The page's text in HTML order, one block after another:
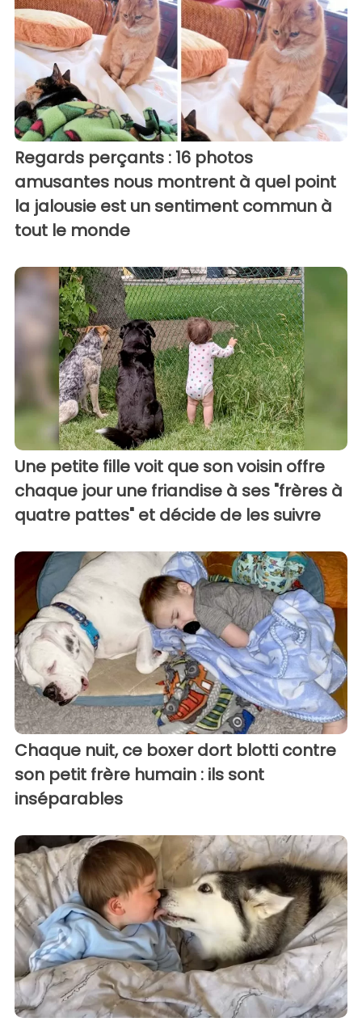
Regards perçants : 16 photos
amusantes nous montrent à quel point
la jalousie est un sentiment commun à
tout le monde
Une petite fille voit que son voisin offre
chaque jour une friandise à ses "frères à
quatre pattes" et décide de les suivre
Chaque nuit, ce boxer dort blotti contre
son petit frère humain : ils sont
inséparables